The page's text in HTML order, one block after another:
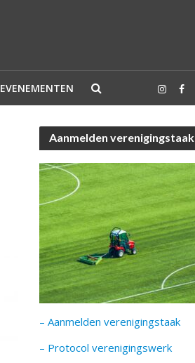
EVENEMENTEN
Aanmelden verenigingstaak
– Aanmelden verenigingstaak
– Protocol verenigingswerk